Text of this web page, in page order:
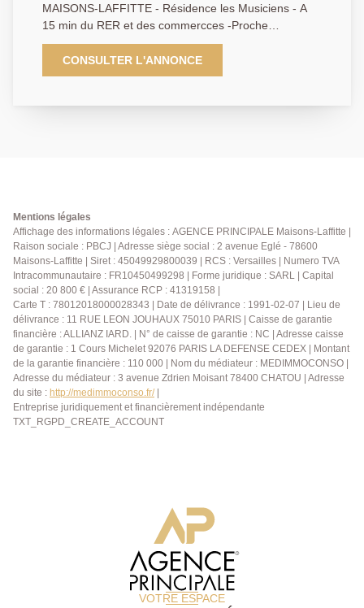
MAISONS-LAFFITTE - Résidence les Musiciens - A
15 min du RER et des commercces -Proche
Maternelle , Collège Cocteau et face à la piscine - Bel
appartement familial au 3ème et dernier étage sans
vis à vis offrant une entrée - Séjour double - Cuisine
CONSULTER L'ANNONCE
Mentions légales
Affichage des informations légales : AGENCE PRINCIPALE Maisons-Laffitte |
Raison sociale : PBCJ | Adresse siège social : 2 avenue Eglé - 78600
Maisons-Laffitte | Siret : 45049929800039 | RCS : Versailles | Numero TVA
Intracommunautaire : FR10450499298 | Forme juridique : SARL | Capital
social : 20 800 € | Assurance RCP : 41319158 |
Carte T : 78012018000028343 | Date de délivrance : 1991-02-07 | Lieu de
délivrance : 11 RUE LEON JOUHAUX 75010 PARIS | Caisse de garantie
financière : ALLIANZ IARD. | N° de caisse de garantie : NC | Adresse caisse
de garantie : 1 Cours Michelet 92076 PARIS LA DEFENSE CEDEX | Montant
de la garantie financière : 110 000 | Nom du médiateur : MEDIMMOCONSO |
Adresse du médiateur : 3 avenue Zdrien Moisant 78400 CHATOU | Adresse
du site : http://medimmoconso.fr/|
Entreprise juridiquement et financièrement indépendante
TXT_RGPD_CREATE_ACCOUNT
VOTRE ESPACE